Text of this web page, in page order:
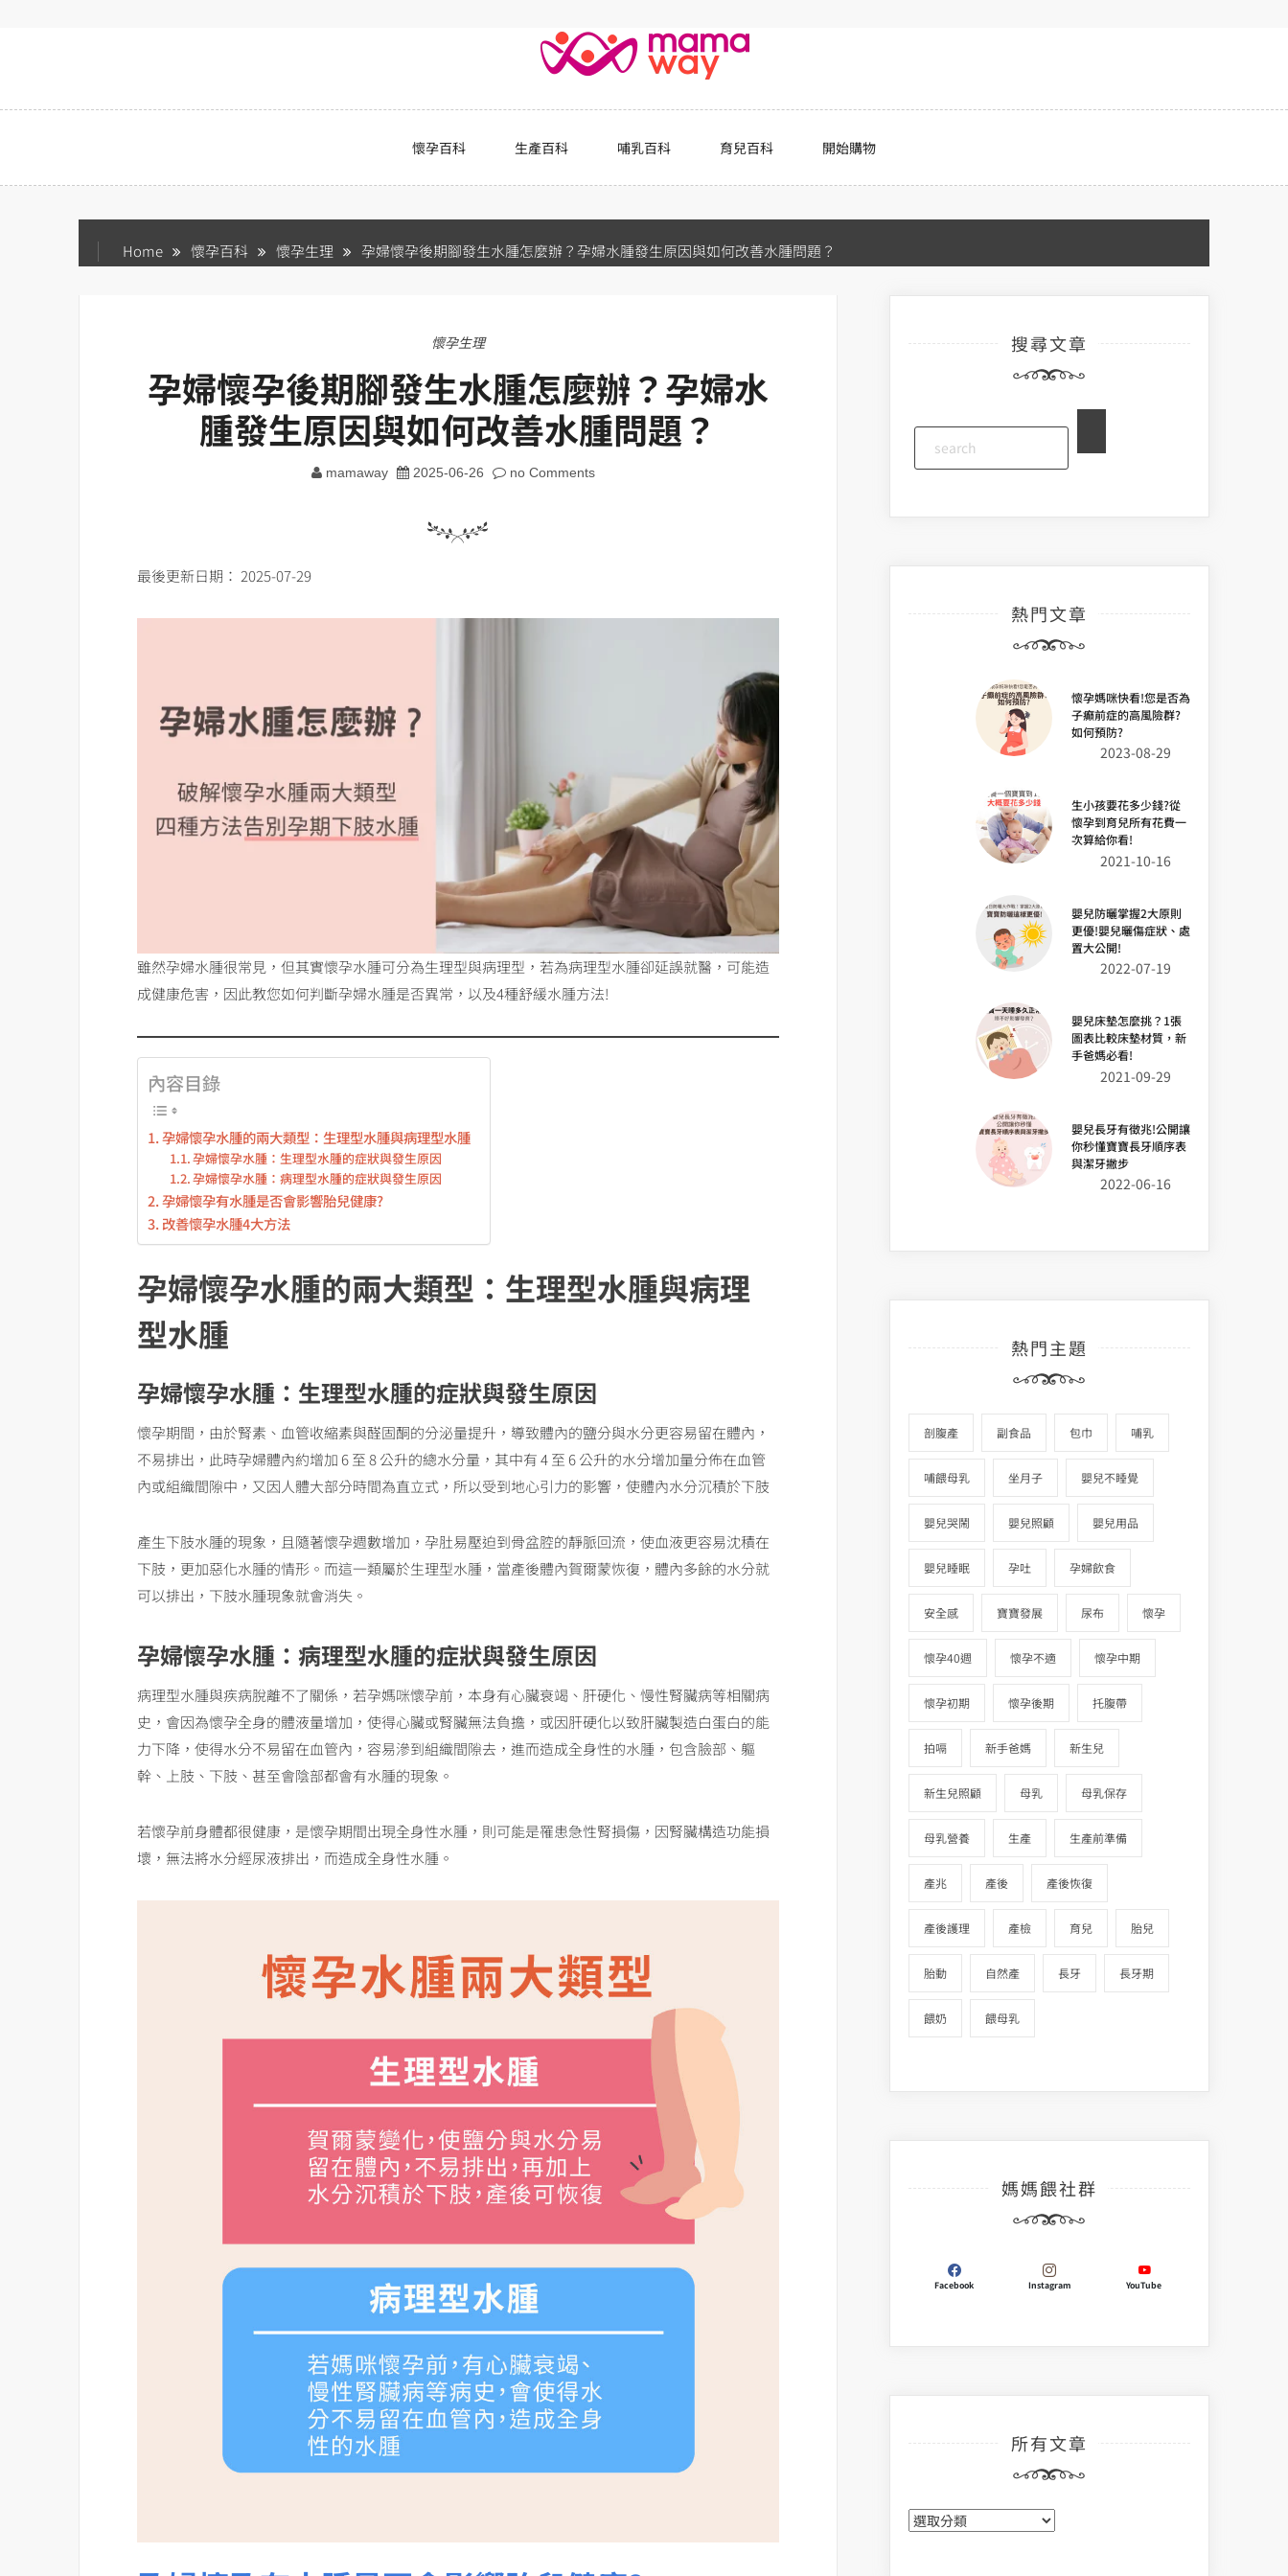
懷孕百科 生產百科 哺乳百科 育兒百科 開始購物
Home 懷孕百科 懷孕生理 孕婦懷孕後期腳發生水腫怎麼辦？孕婦水腫發生原因與如何改善水腫問題？
懷孕生理
孕婦懷孕後期腳發生水腫怎麼辦？孕婦水
腫發生原因與如何改善水腫問題？
mamaway 2025-06-26 no Comments
最後更新日期： 2025-07-29
雖然孕婦水腫很常見，但其實懷孕水腫可分為生理型與病理型，若為病理型水腫卻延誤就醫，可能造
成健康危害，因此教您如何判斷孕婦水腫是否異常，以及4種舒緩水腫方法!
內容目錄
孕婦懷孕水腫的兩大類型：生理型水腫與病理型水腫
孕婦懷孕水腫：生理型水腫的症狀與發生原因
孕婦懷孕水腫：病理型水腫的症狀與發生原因
孕婦懷孕有水腫是否會影響胎兒健康?
改善懷孕水腫4大方法
孕婦懷孕水腫的兩大類型：生理型水腫與病理
型水腫
孕婦懷孕水腫：生理型水腫的症狀與發生原因
懷孕期間，由於腎素、血管收縮素與醛固酮的分泌量提升，導致體內的鹽分與水分更容易留在體內，
不易排出，此時孕婦體內約增加 6 至 8 公升的總水分量，其中有 4 至 6 公升的水分增加量分佈在血管
內或組織間隙中，又因人體大部分時間為直立式，所以受到地心引力的影響，使體內水分沉積於下肢
產生下肢水腫的現象，且隨著懷孕週數增加，孕肚易壓迫到骨盆腔的靜脈回流，使血液更容易沈積在
下肢，更加惡化水腫的情形。而這一類屬於生理型水腫，當產後體內賀爾蒙恢復，體內多餘的水分就
可以排出，下肢水腫現象就會消失。
孕婦懷孕水腫：病理型水腫的症狀與發生原因
病理型水腫與疾病脫離不了關係，若孕媽咪懷孕前，本身有心臟衰竭、肝硬化、慢性腎臟病等相關病
史，會因為懷孕全身的體液量增加，使得心臟或腎臟無法負擔，或因肝硬化以致肝臟製造白蛋白的能
力下降，使得水分不易留在血管內，容易滲到組織間隙去，進而造成全身性的水腫，包含臉部、軀
幹、上肢、下肢、甚至會陰部都會有水腫的現象。
若懷孕前身體都很健康，是懷孕期間出現全身性水腫，則可能是罹患急性腎損傷，因腎臟構造功能損
壞，無法將水分經尿液排出，而造成全身性水腫。
搜尋文章
熱門文章
懷孕媽咪快看!您是否為
子癲前症的高風險群?
如何預防?
2023-08-29
生小孩要花多少錢?從
懷孕到育兒所有花費一
次算給你看!
2021-10-16
嬰兒防曬掌握2大原則
更優!嬰兒曬傷症狀、處
置大公開!
2022-07-19
嬰兒床墊怎麼挑？1張
圖表比較床墊材質，新
手爸媽必看!
2021-09-29
嬰兒長牙有徵兆!公開讓
你秒懂寶寶長牙順序表
與潔牙撇步
2022-06-16
熱門主題
剖腹產 副食品 包巾 哺乳
哺餵母乳 坐月子 嬰兒不睡覺
嬰兒哭鬧 嬰兒照顧 嬰兒用品
嬰兒睡眠 孕吐 孕婦飲食
安全感 寶寶發展 尿布 懷孕
懷孕40週 懷孕不適 懷孕中期
懷孕初期 懷孕後期 托腹帶
拍嗝 新手爸媽 新生兒
新生兒照顧 母乳 母乳保存
母乳營養 生產 生產前準備
產兆 產後 產後恢復
產後護理 產檢 育兒 胎兒
胎動 自然產 長牙 長牙期
餵奶 餵母乳
媽媽餵社群
Facebook Instagram YouTube
所有文章
所
有